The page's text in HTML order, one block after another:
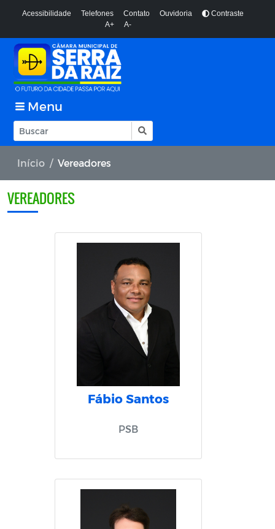
Acessibilidade Telefones Contato Ouvidoria
Contraste
A+
A-
Menu
Início Vereadores
VEREADORES
Fábio Santos
PSB